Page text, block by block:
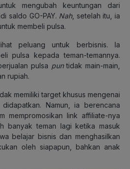
mengubah keuntungan dari
saldo GO-PAY. Nah, setelah itu, ia
membeli pulsa.
peluang untuk berbisnis. Ia
pulsa kepada teman-temannya.
pulsa puntidak main-main,
rupiah.
memiliki target khusus mengenai
Namun, ia berencana
mempromosikan link affiliate-nya
banyak teman lagi ketika masuk
belajar bisnis dan menghasilkan
oleh siapapun, bahkan anak